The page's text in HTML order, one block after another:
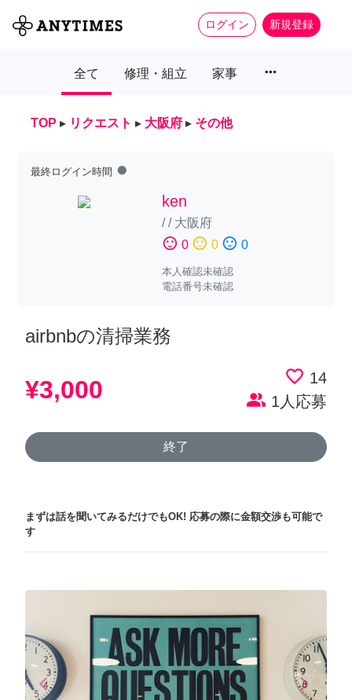
ログイン 新規登録
全て 修理・組立 家事 more_horiz
TOP ▸ リクエスト ▸ 大阪府 ▸ その他
最終ログイン時間 fiber_manual_record
ken
// 大阪府
sentiment_satisfied 0 sentiment_neutral 0 sentiment_dissatisfied 0
本人確認未確認
電話番号未確認
airbnbの清掃業務
¥3,000 favorite_border 14
people_alt 1人応募
終了
まずは話を聞いてみるだけでもOK! 応募の際に金額交渉も可能で
す
arrow_back_iosPrevious arrow_forward_iosNext